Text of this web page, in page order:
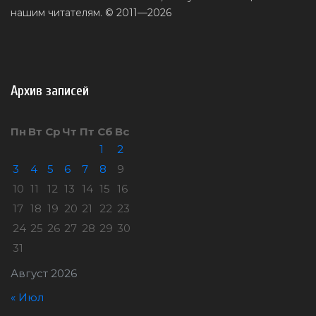
нашим читателям. © 2011—2026
Архив записей
Август 2026
Пн Вт Ср Чт Пт Сб Вс
1
2
3
4 5 6 7 8
9
10 11 12 13 14 15 16
17 18 19 20 21 22 23
24 25 26 27 28 29 30
31
« Июл